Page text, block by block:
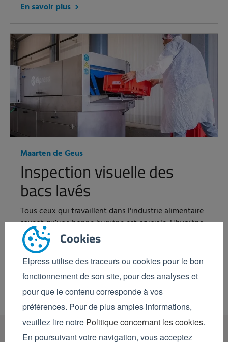
Cookies
Elpress utilise des traceurs ou cookies pour le bon
fonctionnement de son site, pour des analyses et
pour que le contenu corresponde à vos
préférences. Pour de plus amples informations,
veuillez lire notre Politique concernant les cookies.
En poursuivant votre navigation, vous acceptez
En savoir plus
Maarten de Geus
Inspection visuelle des
bacs lavés
Tous ceux qui travaillent dans l'industrie alimentaire
savent qu’une bonne hygiène est cruciale. L'hygiène
personnelle est naturellement importante mais des
outils et des bacs parfaitement propres,...
En savoir plus
1